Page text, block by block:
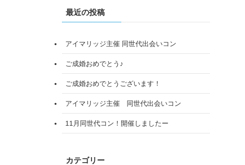
最近の投稿
アイマリッジ主催 同世代出会いコン
ご成婚おめでとう♪
ご成婚おめでとうございます！
アイマリッジ主催 同世代出会いコン
11月同世代コン！開催しましたー
カテゴリー